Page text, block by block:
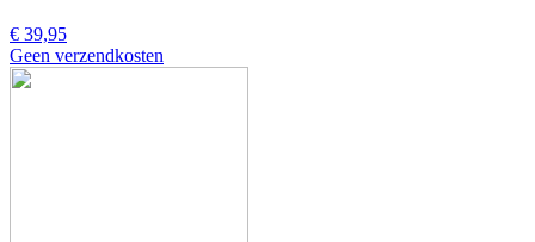
€ 39,95
Geen verzendkosten